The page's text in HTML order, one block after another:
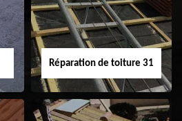
toiture 31
Réparation de toiture 31